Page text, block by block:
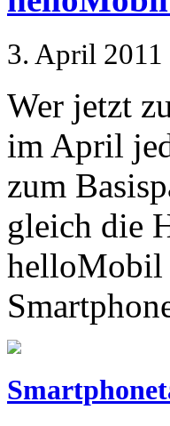
3. April 2011
Wer jetzt
im April
zum
gleich die
helloMobil